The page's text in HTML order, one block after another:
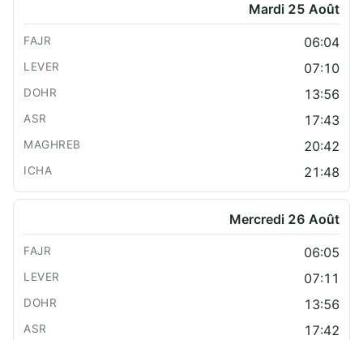
Mardi 25 Août
06:04
07:10
13:56
17:43
20:42
21:48
Mercredi 26 Août
06:05
07:11
13:56
17:42